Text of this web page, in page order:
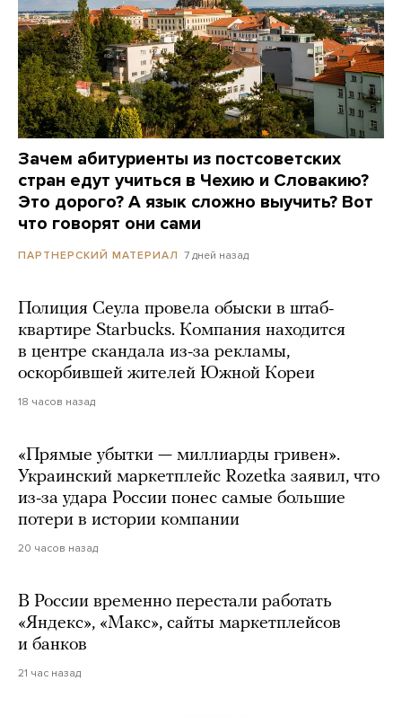
Зачем абитуриенты из постсоветских
стран едут учиться в Чехию и Словакию?
Это дорого? А язык сложно выучить? Вот
что говорят они сами
ПАРТНЕРСКИЙ МАТЕРИАЛ 7 дней назад
Полиция Сеула провела обыски в штаб-
квартире Starbucks. Компания находится
в центре скандала из-за рекламы,
оскорбившей жителей Южной Кореи
18 часов назад
«Прямые убытки — миллиарды гривен».
Украинский маркетплейс Rozetka заявил, что
из-за удара России понес самые большие
потери в истории компании
20 часов назад
В России временно перестали работать
«Яндекс», «Макс», сайты маркетплейсов
и банков
21 час назад